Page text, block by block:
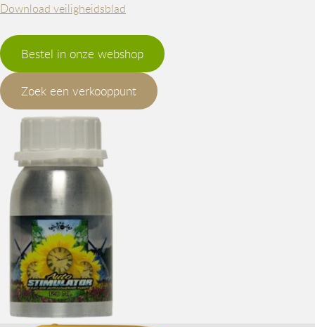
Download veiligheidsblad
Bestel in onze webshop
Zoek een verkooppunt